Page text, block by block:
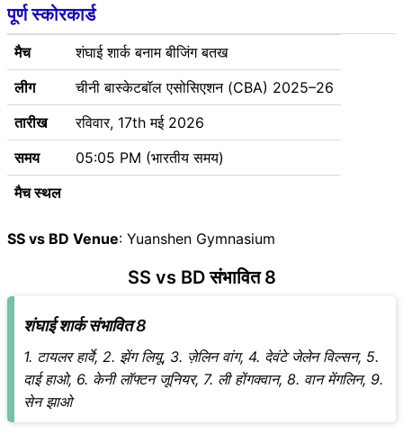
पूर्ण स्कोरकार्ड
मैच
शंघाई शार्क बनाम बीजिंग बतख
लीग
चीनी बास्केटबॉल एसोसिएशन (CBA) 2025–26
तारीख
रविवार, 17th मई 2026
समय
05:05 PM (भारतीय समय)
मैच स्थल
SS vs BD Venue: Yuanshen Gymnasium
SS vs BD संभावित 8
शंघाई शार्क संभावित 8
1. टायलर हार्वे, 2. झेंग लियू, 3. ज़ेलिन वांग, 4. देवंटे जेलेन विल्सन, 5.
दाई हाओ, 6. केनी लॉफ्टन जूनियर, 7. ली होंगक्वान, 8. वान मेंगलिन, 9.
सेन झाओ